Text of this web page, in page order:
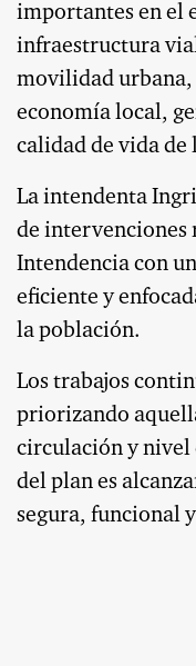
importantes en el
infraestructura
movilidad urbana,
economía local,
calidad de vida de
La intendenta
de intervenciones
Intendencia con
eficiente y
la población.
Los trabajos
priorizando
circulación y
del plan es
segura, funcional